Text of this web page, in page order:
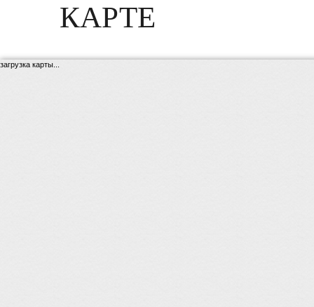
КАРТЕ
загрузка карты...